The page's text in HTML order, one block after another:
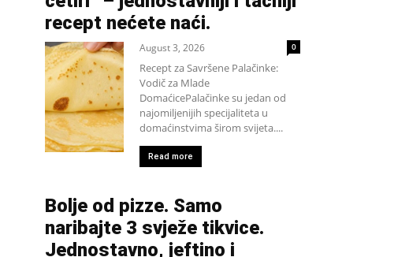
recept nećete naći.
August 3, 2026 0
Recept za Savršene Palačinke:
Vodič za Mlade
DomaćicePalačinke su jedan od
najomiljenijih specijaliteta u
domaćinstvima širom svijeta....
Read more
Bolje od pizze. Samo
naribajte 3 svježe tikvice.
Jednostavno, jeftino i